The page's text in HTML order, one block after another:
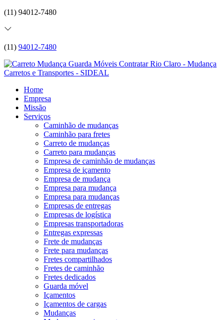
(11) 94012-7480
(11) 94012-7480
Home
Empresa
Missão
Serviços
Caminhão de mudanças
Caminhão para fretes
Carreto de mudanças
Carreto para mudanças
Empresa de caminhão de mudanças
Empresa de içamento
Empresa de mudança
Empresa para mudança
Empresa para mudanças
Empresas de entregas
Empresas de logística
Empresas transportadoras
Entregas expressas
Frete de mudanças
Frete para mudanças
Fretes compartilhados
Fretes de caminhão
Fretes dedicados
Guarda móvel
Içamentos
Içamentos de cargas
Mudanças